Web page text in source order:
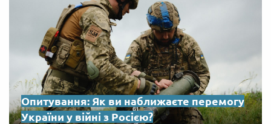
Опитування: Як ви наближаєте перемогу
України у війні з Росією?